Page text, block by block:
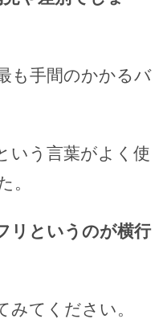
も手間のかかるバ
いう言葉がよく使
。
リというのが横行
みてください。